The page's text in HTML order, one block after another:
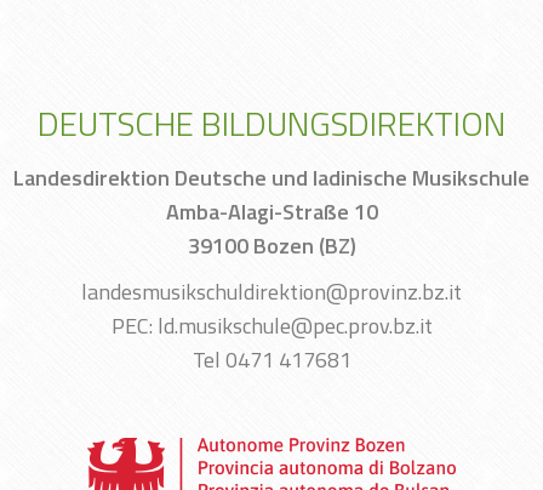
DEUTSCHE BILDUNGSDIREKTION
Landesdirektion Deutsche und ladinische Musikschule
Amba-Alagi-Straße 10
39100 Bozen (BZ)
landesmusikschuldirektion@provinz.bz.it
PEC: ld.musikschule@pec.prov.bz.it
Tel 0471 417681